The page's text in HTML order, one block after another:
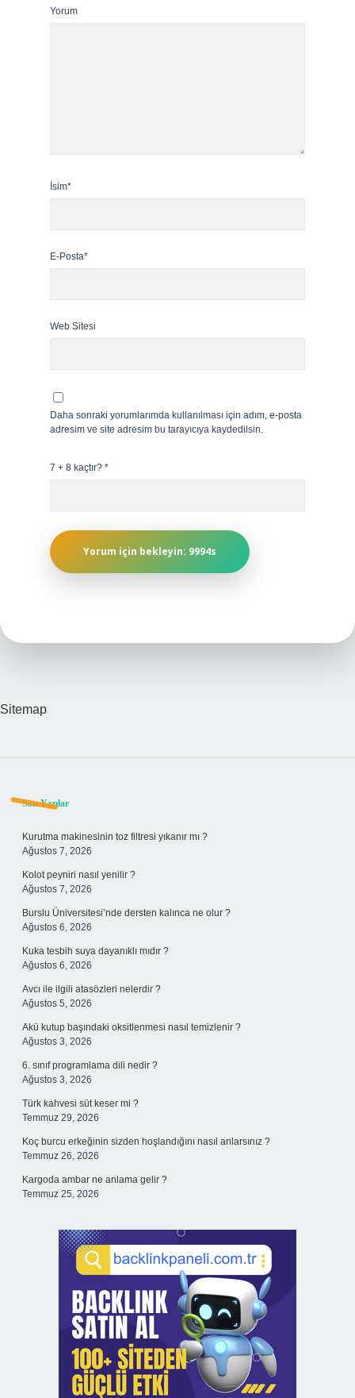
Yorum
İsim*
E-Posta*
Web Sitesi
Daha sonraki yorumlarımda kullanılması için adım, e-posta
adresim ve site adresim bu tarayıcıya kaydedilsin.
7 + 8 kaçtır? *
Sitemap
Sidebar
Son Yazılar
Kurutma makinesinin toz filtresi yıkanır mı ?
Ağustos 7, 2026
Kolot peyniri nasıl yenilir ?
Ağustos 7, 2026
Burslu Üniversitesi’nde dersten kalınca ne olur ?
Ağustos 6, 2026
Kuka tesbih suya dayanıklı mıdır ?
Ağustos 6, 2026
Avcı ile ilgili atasözleri nelerdir ?
Ağustos 5, 2026
Akü kutup başındaki oksitlenmesi nasıl temizlenir ?
Ağustos 3, 2026
6. sınıf programlama dili nedir ?
Ağustos 3, 2026
Türk kahvesi süt keser mi ?
Temmuz 29, 2026
Koç burcu erkeğinin sizden hoşlandığını nasıl anlarsınız ?
Temmuz 26, 2026
Kargoda ambar ne anlama gelir ?
Temmuz 25, 2026